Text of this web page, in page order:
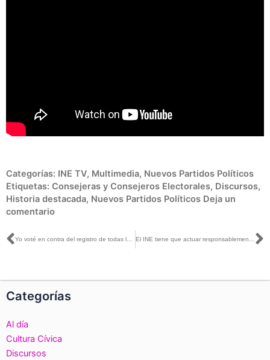
Categorías: INE TV, Multimedia, Nuevos Partidos Políticos
Etiquetas: Consejeras y Consejeros Electorales, Discursos,
Historia destacada, Nuevos Partidos Políticos Deja un
comentario
Ant
Categorías
Al día
Cultura Cívica
Discursos